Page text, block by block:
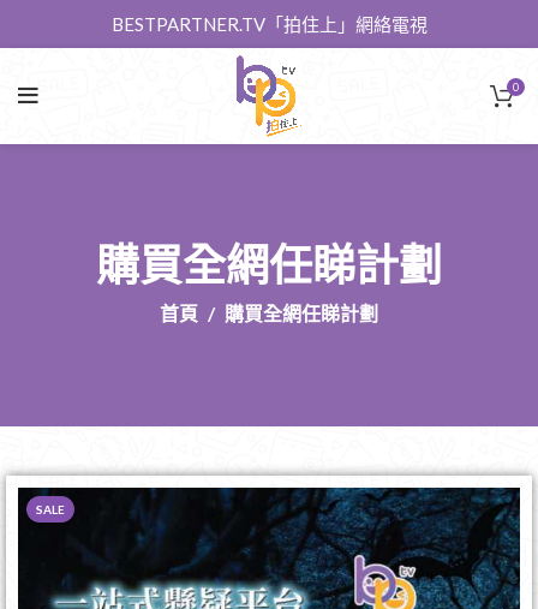
BESTPARTNER.TV「拍住上」網絡電視
0
購買全網任睇計劃
首頁 購買全網任睇計劃
SALE